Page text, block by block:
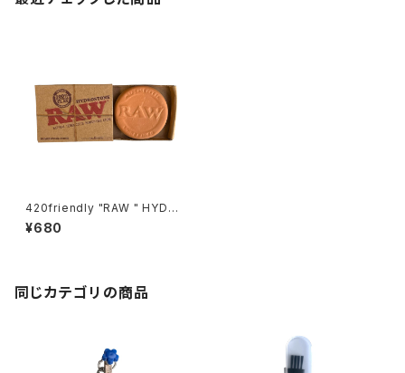
420friendly "RAW " HYDRO
STONE テラコッタ 保湿剤 乾燥
剤
¥680
同じカテゴリの商品